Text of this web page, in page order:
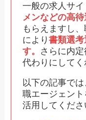
一般の求人サ
メンなどの高
もらえますし
により 書類選考
す。
さらに内定
代わりにしてく
以下の記事で
職エージェン
活用してくださ